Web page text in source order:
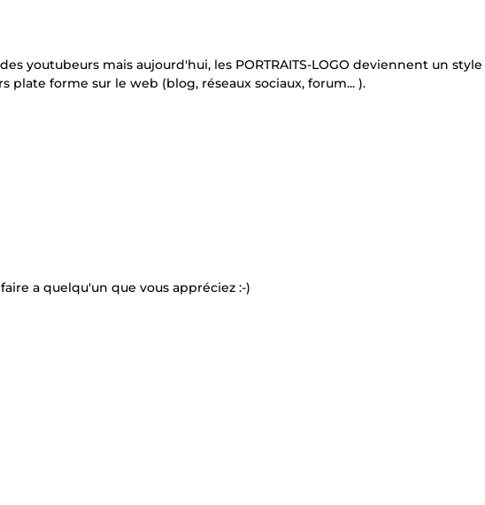
youtubeurs mais aujourd'hui, les PORTRAITS-LOGO deviennent un style
plate forme sur le web (blog, réseaux sociaux, forum... ).
a quelqu'un que vous appréciez :-)